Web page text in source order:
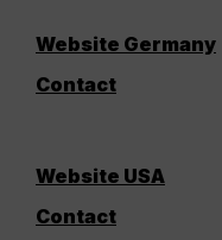
Website Germany
Contact
Website USA
Contact